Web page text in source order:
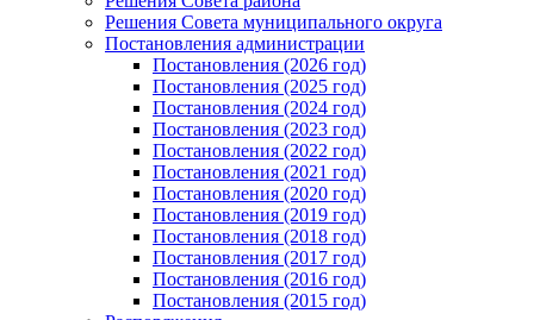
Решения Совета муниципального округа
Постановления администрации
Постановления (2026 год)
Постановления (2025 год)
Постановления (2024 год)
Постановления (2023 год)
Постановления (2022 год)
Постановления (2021 год)
Постановления (2020 год)
Постановления (2019 год)
Постановления (2018 год)
Постановления (2017 год)
Постановления (2016 год)
Постановления (2015 год)